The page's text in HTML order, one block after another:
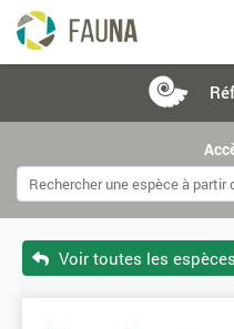
Voir toutes les espèces